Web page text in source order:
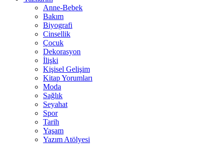
Anne-Bebek
Bakım
Biyografi
Cinsellik
Çocuk
Dekorasyon
İlişki
Kişisel Gelişim
Kitap Yorumları
Moda
Sağlık
Seyahat
Spor
Tarih
Yaşam
Yazım Atölyesi